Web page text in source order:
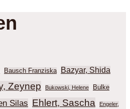
Bausch Franziska Bazyar, Shida
Zeynep Bukowski, Helene Bulke
Silas Ehlert, Sascha Engeler,